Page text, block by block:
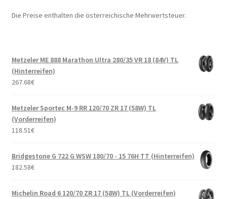
Die Preise enthalten die österreichische Mehrwertsteuer.
Metzeler ME 888 Marathon Ultra 280/35 VR 18 (84V) TL
(Hinterreifen)
267.68€
Metzeler Sportec M-9 RR 120/70 ZR 17 (58W) TL
(Vorderreifen)
118.51€
Bridgestone G 722 G WSW 180/70 - 15 76H TT (Hinterreifen)
182.58€
Michelin Road 6 120/70 ZR 17 (58W) TL (Vorderreifen)